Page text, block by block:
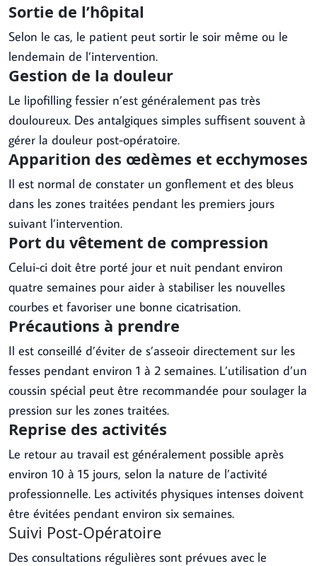
Sortie de l’hôpital
Selon le cas, le patient peut sortir le soir même ou le
lendemain de l’intervention.
Gestion de la douleur
Le lipofilling fessier n’est généralement pas très
douloureux. Des antalgiques simples suffisent souvent à
gérer la douleur post-opératoire.
Apparition des œdèmes et ecchymoses
Il est normal de constater un gonflement et des bleus
dans les zones traitées pendant les premiers jours
suivant l’intervention.
Port du vêtement de compression
Celui-ci doit être porté jour et nuit pendant environ
quatre semaines pour aider à stabiliser les nouvelles
courbes et favoriser une bonne cicatrisation.
Précautions à prendre
Il est conseillé d’éviter de s’asseoir directement sur les
fesses pendant environ 1 à 2 semaines. L’utilisation d’un
coussin spécial peut être recommandée pour soulager la
pression sur les zones traitées.
Reprise des activités
Le retour au travail est généralement possible après
environ 10 à 15 jours, selon la nature de l’activité
professionnelle. Les activités physiques intenses doivent
être évitées pendant environ six semaines.
Suivi Post-Opératoire
Des consultations régulières sont prévues avec le